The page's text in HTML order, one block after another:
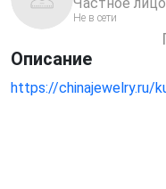
Не в сети
Описание
https://chinajewelry.ru/